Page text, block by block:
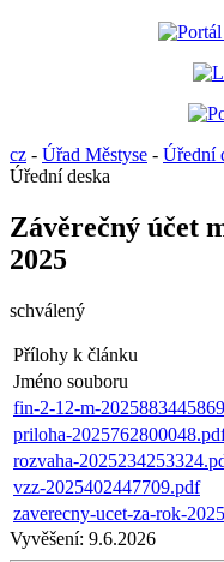
cz - Úřad Městyse - Úřední
Úřední deska
Závěrečný účet
2025
schválený
Přílohy k článku
Jméno souboru
fin-2-12-m-
priloha-
rozvaha-
vzz-2025402447709.pdf
zaverecny-ucet-za-rok-
Vyvěšení: 9.6.2026